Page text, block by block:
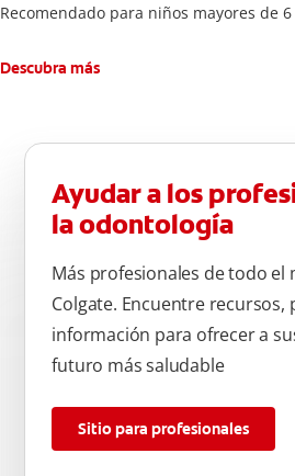
Recomendado para niños mayores de 6
Descubra más
Ayudar a los
la odontología
Más profesionales de todo el
Colgate. Encuentre recursos,
información para ofrecer a
futuro más saludable
Sitio para profesionales